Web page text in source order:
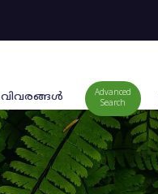
Advanced
Search